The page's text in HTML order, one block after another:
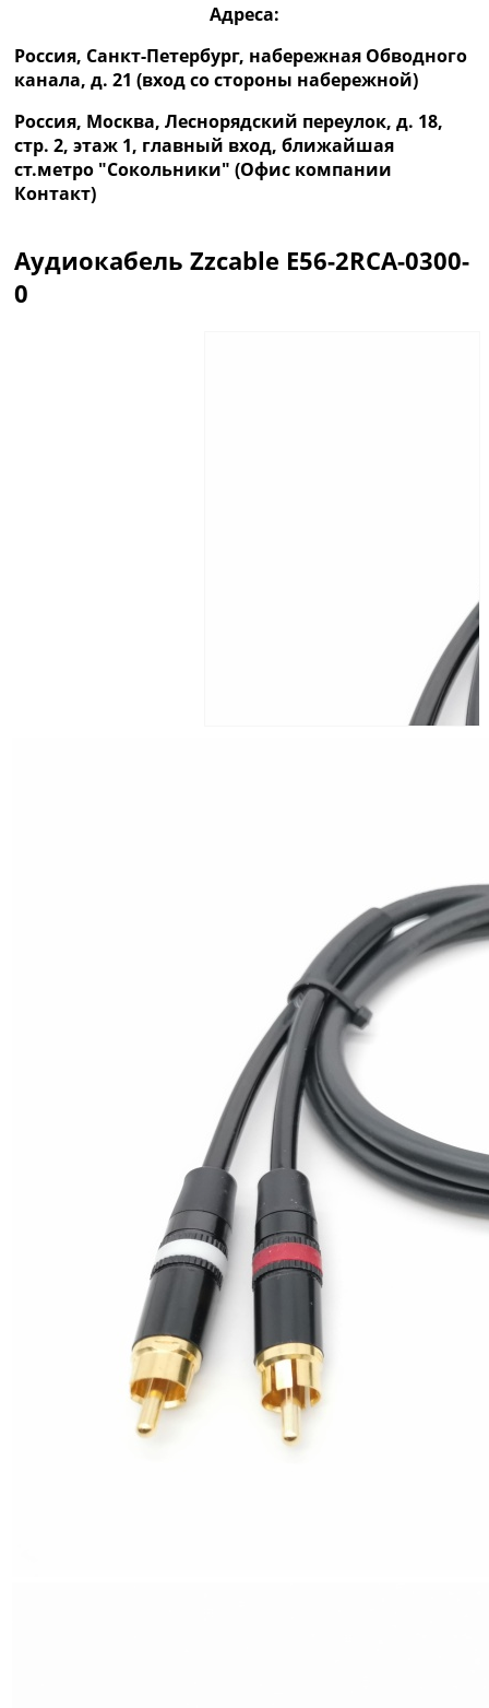
Адреса:
Россия, Санкт-Петербург, набережная Обводного
канала, д. 21 (вход со стороны набережной)
Россия, Москва, Леснорядский переулок, д. 18,
стр. 2, этаж 1, главный вход, ближайшая
ст.метро "Сокольники" (Офис компании
Контакт)
Аудиокабель Zzcable E56-2RCA-0300-
0